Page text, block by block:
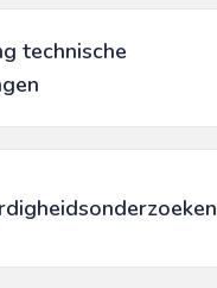
technische